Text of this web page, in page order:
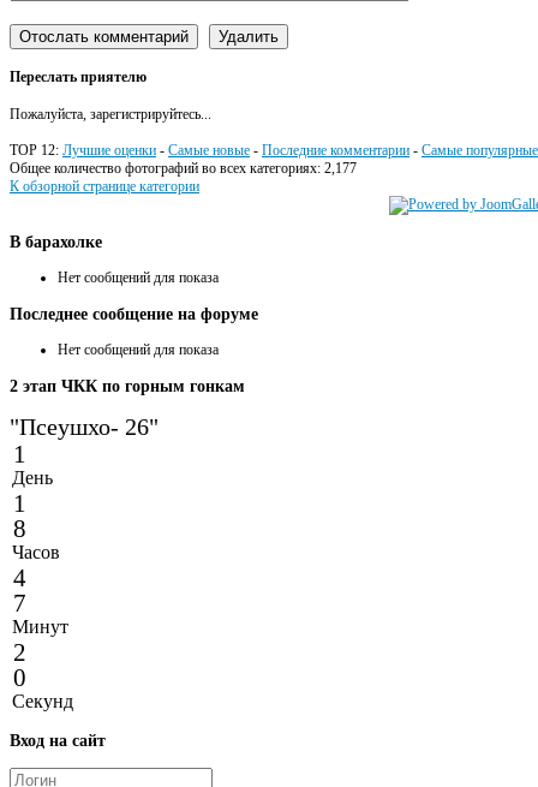
Переслать приятелю
Пожалуйста, зарегистрируйтесь...
TOP 12: Лучшие оценки - Самые новые - Последние комментарии - Самые популярные
Общее количество фотографий во всех категориях: 2,177
К обзорной странице категории
В барахолке
Нет сообщений для показа
Последнее сообщение на форуме
Нет сообщений для показа
2 этап ЧКК по горным гонкам
"Псеушхо- 26"
1
День
1
8
Часов
4
7
Минут
2
0
Секунд
Вход на сайт